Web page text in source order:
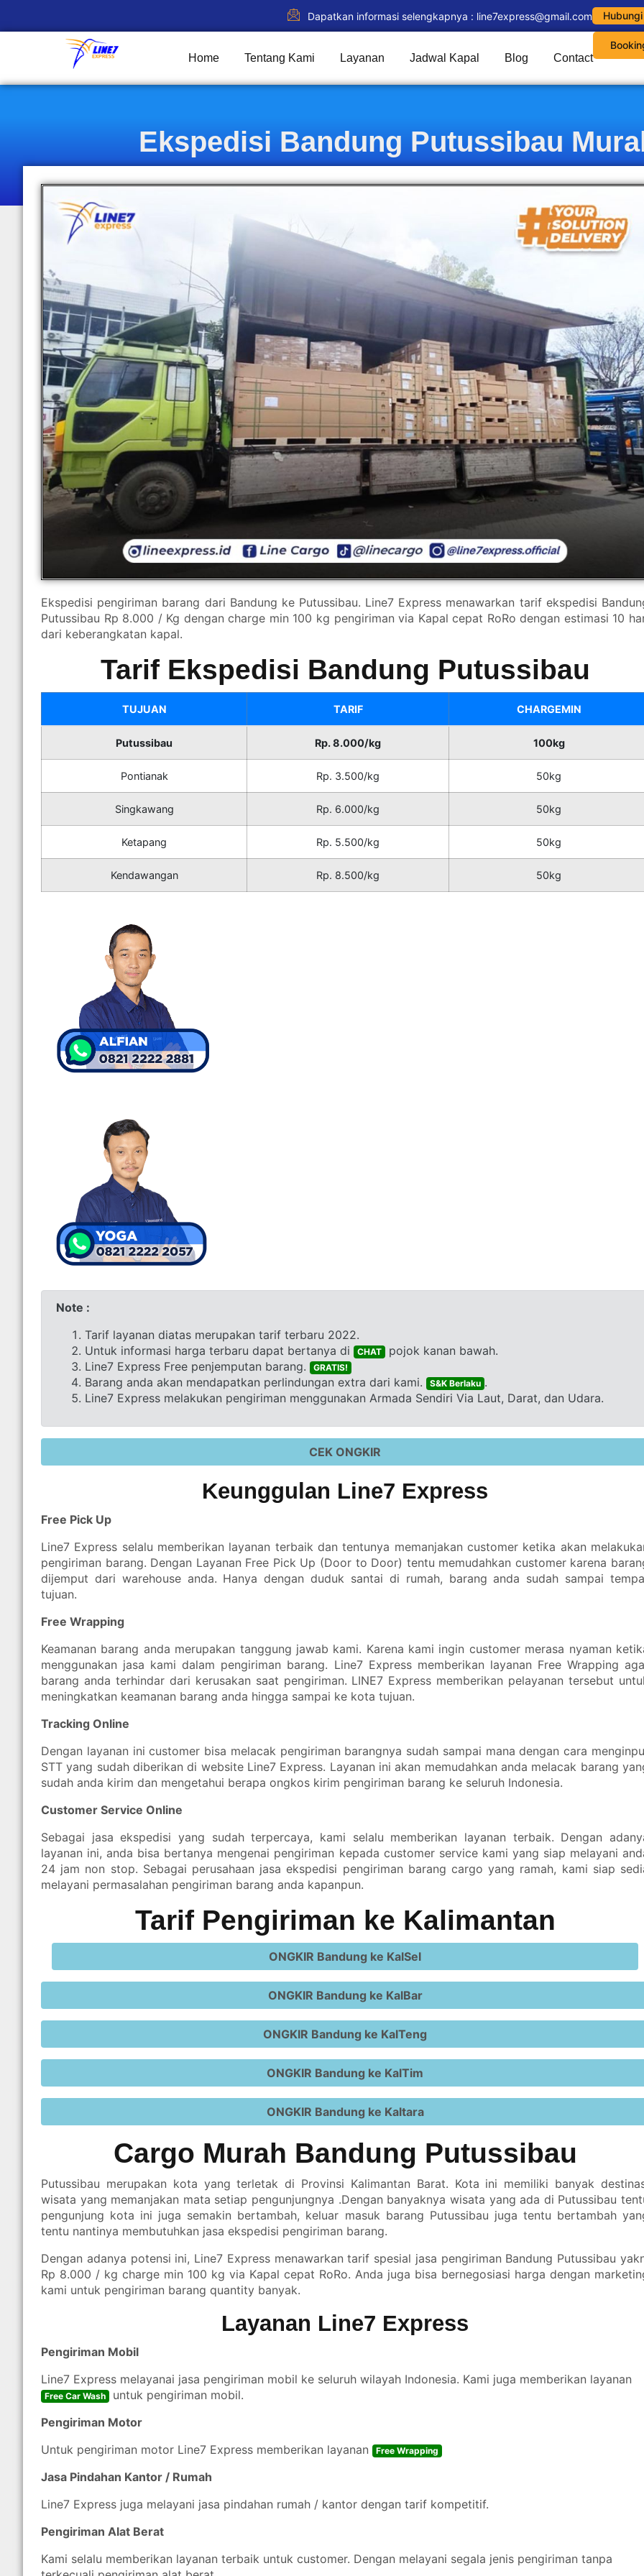
Dapatkan informasi selengkapnya : line7express@gmail.com
Home Tentang Kami Layanan Jadwal Kapal Blog Contact
Ekspedisi Bandung Putussibau
Ekspedisi pengiriman barang dari Bandung ke Putussibau. Line7 Express menawarkan tarif ekspedisi
Putussibau Rp 8.000 / Kg dengan charge min 100 kg pengiriman via Kapal cepat RoRo dengan estimasi 10
dari keberangkatan kapal.
Tarif Ekspedisi Bandung Putussibau
TUJUAN TARIF CHARGEMIN
Putussibau Rp. 8.000/kg 100kg
Pontianak Rp. 3.500/kg 50kg
Singkawang Rp. 6.000/kg 50kg
Ketapang Rp. 5.500/kg 50kg
Kendawangan Rp. 8.500/kg 50kg
Note :
Tarif layanan diatas merupakan tarif terbaru 2022.
Untuk informasi harga terbaru dapat bertanya di
CHAT pojok kanan bawah.
Line7 Express Free penjemputan barang.
GRATIS!
Barang anda akan mendapatkan perlindungan extra dari kami. S&K Berlaku .
Line7 Express melakukan pengiriman menggunakan Armada Sendiri Via Laut, Darat, dan Udara.
CEK ONGKIR
Keunggulan Line7 Express
Free Pick Up
Line7 Express selalu memberikan layanan terbaik dan tentunya memanjakan customer ketika akan
pengiriman barang. Dengan Layanan Free Pick Up (Door to Door) tentu memudahkan customer karena
dijemput dari warehouse anda. Hanya dengan duduk santai di rumah, barang anda sudah sampai
tujuan.
Free Wrapping
Keamanan barang anda merupakan tanggung jawab kami. Karena kami ingin customer merasa nyaman
menggunakan jasa kami dalam pengiriman barang. Line7 Express memberikan layanan Free Wrapping
barang anda terhindar dari kerusakan saat pengiriman. LINE7 Express memberikan pelayanan tersebut
meningkatkan keamanan barang anda hingga sampai ke kota tujuan.
Tracking Online
Dengan layanan ini customer bisa melacak pengiriman barangnya sudah sampai mana dengan cara
STT yang sudah diberikan di website Line7 Express. Layanan ini akan memudahkan anda melacak barang
sudah anda kirim dan mengetahui berapa ongkos kirim pengiriman barang ke seluruh Indonesia.
Customer Service Online
Sebagai jasa ekspedisi yang sudah terpercaya, kami selalu memberikan layanan terbaik. Dengan
layanan ini, anda bisa bertanya mengenai pengiriman kepada customer service kami yang siap melayani
24 jam non stop. Sebagai perusahaan jasa ekspedisi pengiriman barang cargo yang ramah, kami siap
melayani permasalahan pengiriman barang anda kapanpun.
Tarif Pengiriman ke Kalimantan
ONGKIR Bandung ke KalSel
ONGKIR Bandung ke KalBar
ONGKIR Bandung ke KalTeng
ONGKIR Bandung ke KalTim
ONGKIR Bandung ke Kaltara
Cargo Murah Bandung Putussibau
Putussibau merupakan kota yang terletak di Provinsi Kalimantan Barat. Kota ini memiliki banyak
wisata yang memanjakan mata setiap pengunjungnya .Dengan banyaknya wisata yang ada di Putussibau
pengunjung kota ini juga semakin bertambah, keluar masuk barang Putussibau juga tentu bertambah
tentu nantinya membutuhkan jasa ekspedisi pengiriman barang.
Dengan adanya potensi ini, Line7 Express menawarkan tarif spesial jasa pengiriman Bandung Putussibau
Rp 8.000 / kg charge min 100 kg via Kapal cepat RoRo. Anda juga bisa bernegosiasi harga dengan
kami untuk pengiriman barang quantity banyak.
Layanan Line7 Express
Pengiriman Mobil
Line7 Express melayanai jasa pengiriman mobil ke seluruh wilayah Indonesia. Kami juga memberikan layanan
Free Car Wash untuk pengiriman mobil.
Pengiriman Motor
Untuk pengiriman motor Line7 Express memberikan layanan
Free Wrapping
Jasa Pindahan Kantor / Rumah
Line7 Express juga melayani jasa pindahan rumah / kantor dengan tarif kompetitif.
Pengiriman Alat Berat
Kami selalu memberikan layanan terbaik untuk customer. Dengan melayani segala jenis pengiriman tanpa